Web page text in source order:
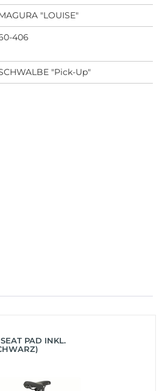
"LOUISE"
406
"Pick-Up"
PAD INKL.